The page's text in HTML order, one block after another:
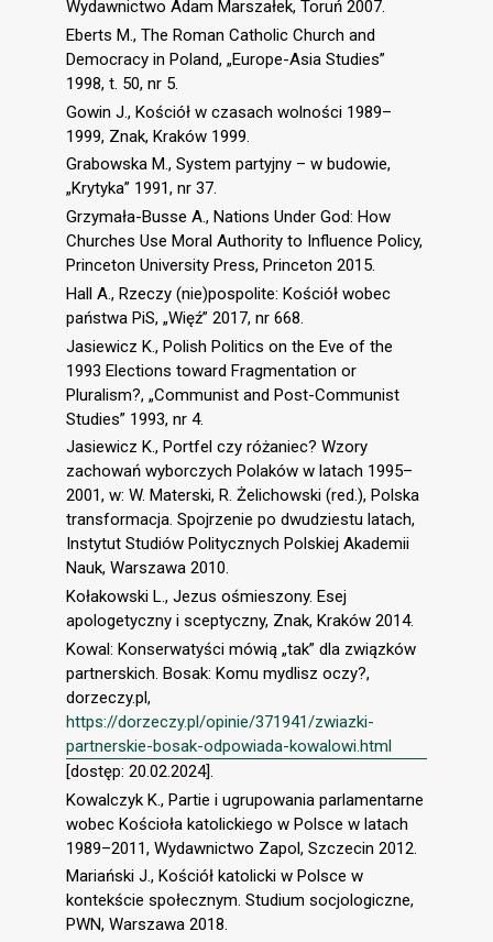
Wydawnictwo Adam Marszałek, Toruń 2007.
Eberts M., The Roman Catholic Church and
Democracy in Poland, „Europe-Asia Studies”
1998, t. 50, nr 5.
Gowin J., Kościół w czasach wolności 1989–
1999, Znak, Kraków 1999.
Grabowska M., System partyjny – w budowie,
„Krytyka” 1991, nr 37.
Grzymała-Busse A., Nations Under God: How
Churches Use Moral Authority to Influence Policy,
Princeton University Press, Princeton 2015.
Hall A., Rzeczy (nie)pospolite: Kościół wobec
państwa PiS, „Więź” 2017, nr 668.
Jasiewicz K., Polish Politics on the Eve of the
1993 Elections toward Fragmentation or
Pluralism?, „Communist and Post-Communist
Studies” 1993, nr 4.
Jasiewicz K., Portfel czy różaniec? Wzory
zachowań wyborczych Polaków w latach 1995–
2001, w: W. Materski, R. Żelichowski (red.), Polska
transformacja. Spojrzenie po dwudziestu latach,
Instytut Studiów Politycznych Polskiej Akademii
Nauk, Warszawa 2010.
Kołakowski L., Jezus ośmieszony. Esej
apologetyczny i sceptyczny, Znak, Kraków 2014.
Kowal: Konserwatyści mówią „tak” dla związków
partnerskich. Bosak: Komu mydlisz oczy?,
dorzeczy.pl,
https://dorzeczy.pl/opinie/371941/zwiazki-
partnerskie-bosak-odpowiada-kowalowi.html
[dostęp: 20.02.2024].
Kowalczyk K., Partie i ugrupowania parlamentarne
wobec Kościoła katolickiego w Polsce w latach
1989–2011, Wydawnictwo Zapol, Szczecin 2012.
Mariański J., Kościół katolicki w Polsce w
kontekście społecznym. Studium socjologiczne,
PWN, Warszawa 2018.